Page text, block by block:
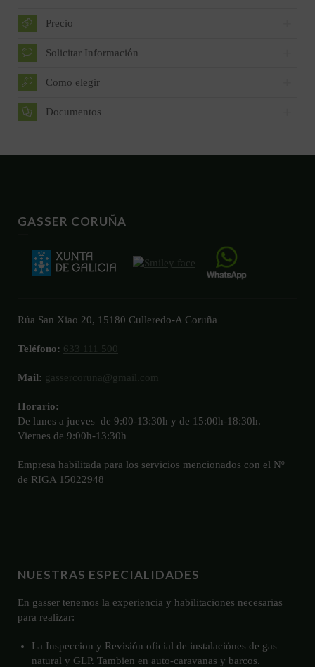
Precio
Solicitar Información
Como elegir
Documentos
GASSER CORUÑA
Rúa San Xiao 20, 15180 Culleredo-A Coruña
Teléfono: 633 111 500
Mail: gassercoruna@gmail.com
Horario:
De lunes a jueves de 9:00-13:30h y de 15:00h-18:30h.
Viernes de 9:00h-13:30h
Empresa habilitada para los servicios mencionados con el Nº
de RIGA 15022948
NUESTRAS ESPECIALIDADES
En gasser tenemos la experiencia y habilitaciones necesarias
para realizar:
La Inspeccion y Revisión oficial de instalaciónes de gas
natural y GLP. Tambien en auto-caravanas y barcos.